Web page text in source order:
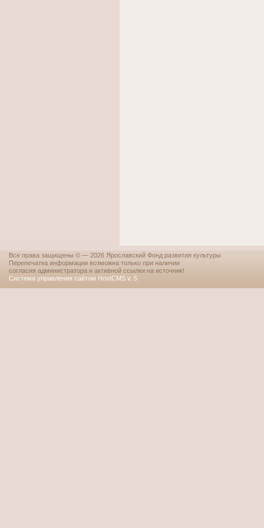
Все права защищены © — 2026 Ярославский Фонд развития культуры
Перепечатка информации возможна только при наличии
согласия администратора и активной ссылки на источник!
Система управления сайтом HostCMS v. 5